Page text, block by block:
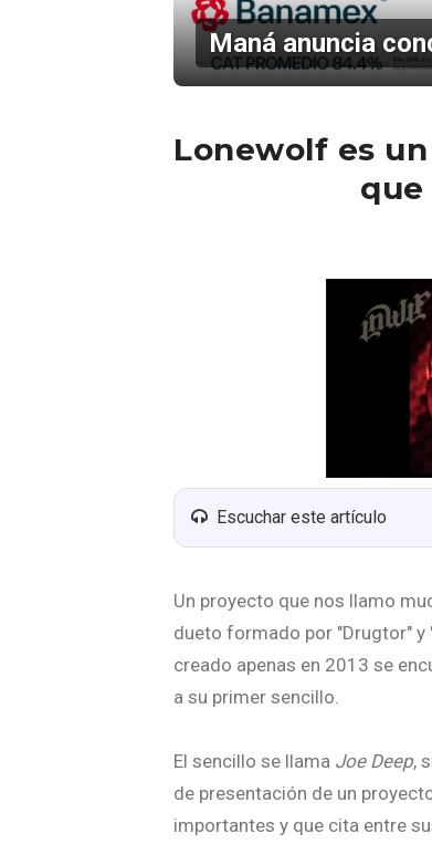
Maná anuncia concierto
Lonewolf es
que
Escuchar este artículo
Un proyecto que nos llamo
dueto formado por "Drugtor" y
creado apenas en 2013 se
a su primer sencillo.
El sencillo se llama Joe Deep,
de presentación de un
importantes y que cita entre